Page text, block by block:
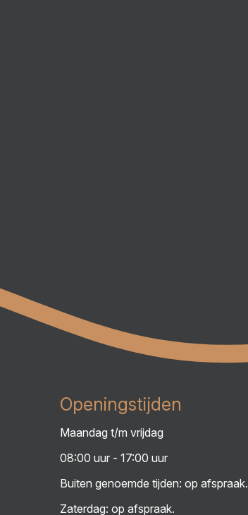
Openingstijden
Maandag t/m vrijdag
08:00 uur - 17:00 uur
Buiten genoemde tijden: op afspraak.
Zaterdag: op afspraak.